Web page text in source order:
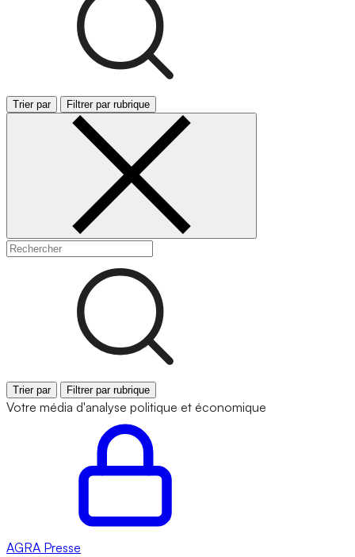
Trier par Filtrer par rubrique
Trier par Filtrer par rubrique
Votre média d'analyse politique et économique
AGRA Presse